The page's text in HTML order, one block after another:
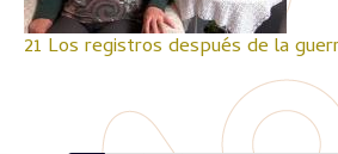
21 Los registros después de la